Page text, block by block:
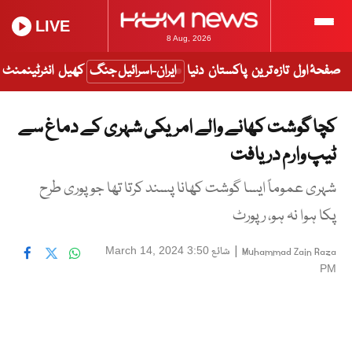
8 Aug, 2026
LIVE
صفحۂ اول تازہ ترین پاکستان دنیا ایران-اسرائیل جنگ کھیل انٹرٹینمنٹ
کچا گوشت کھانے والے امریکی شہری کے دماغ سے
ٹیپ وارم دریافت
شہری عموماً ایسا گوشت کھانا پسند کرتا تھا جو پوری طرح
پکا ہوا نہ ہو، رپورٹ
Muhammad Zain Raza
| شائعMarch 14, 2024 3:50
PM